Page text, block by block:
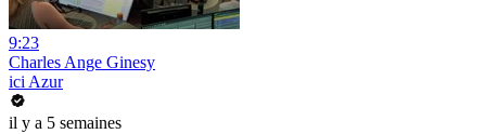
9:23
Charles Ange Ginesy
ici Azur
il y a 5 semaines